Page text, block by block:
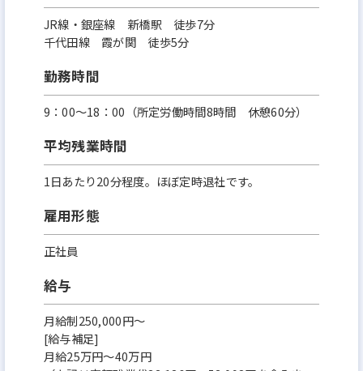
JR線・銀座線 新橋駅 徒歩7分
千代田線 霞が関 徒歩5分
勤務時間
9：00～18：00（所定労働時間8時間 休憩60分）
平均残業時間
1日あたり20分程度。ほぼ定時退社です。
雇用形態
正社員
給与
月給制250,000円～
[給与補足]
月給25万円～40万円